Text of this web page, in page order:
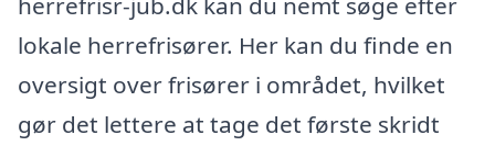
lokale herrefrisører. Her kan du finde en
oversigt over frisører i området, hvilket
gør det lettere at tage det første skridt